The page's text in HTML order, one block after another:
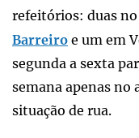
refeitórios: duas
Barreiro e um em
segunda a sexta
semana apenas no
situação de rua.